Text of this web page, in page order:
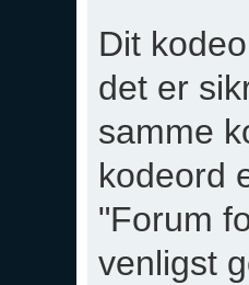
Dit
det er
samme
kodeord
"Forum
venligst